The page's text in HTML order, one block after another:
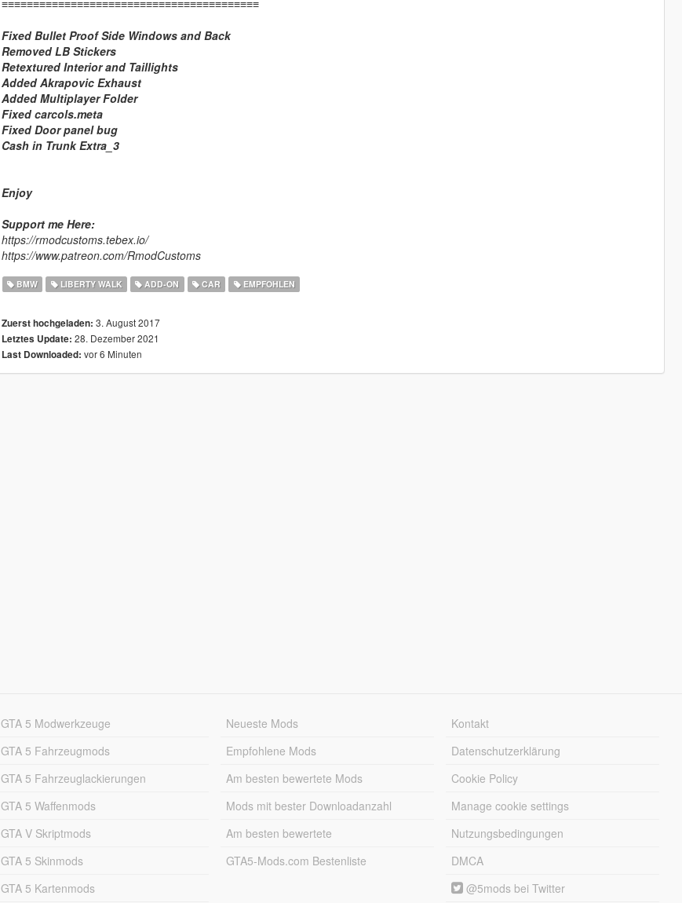
≡≡≡≡≡≡≡≡≡≡≡≡≡≡≡≡≡≡≡≡≡≡≡≡≡≡≡≡≡≡≡≡≡≡≡≡≡≡≡≡≡
Fixed Bullet Proof Side Windows and Back
Removed LB Stickers
Retextured Interior and Taillights
Added Akrapovic Exhaust
Added Multiplayer Folder
Fixed carcols.meta
Fixed Door panel bug
Cash in Trunk Extra_3
Enjoy
Support me Here:
https://rmodcustoms.tebex.io/
https://www.patreon.com/RmodCustoms
BMW LIBERTY WALK ADD-ON CAR EMPFOHLEN
Zuerst hochgeladen: 3. August 2017
Letztes Update: 28. Dezember 2021
Last Downloaded: vor 6 Minuten
GTA 5 Modwerkzeuge
GTA 5 Fahrzeugmods
GTA 5 Fahrzeuglackierungen
GTA 5 Waffenmods
GTA V Skriptmods
GTA 5 Skinmods
GTA 5 Kartenmods
Neueste Mods
Empfohlene Mods
Am besten bewertete Mods
Mods mit bester Downloadanzahl
Am besten bewertete
GTA5-Mods.com Bestenliste
Kontakt
Datenschutzerklärung
Cookie Policy
Manage cookie settings
Nutzungsbedingungen
DMCA
@5mods bei Twitter